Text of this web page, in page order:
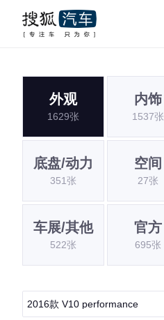
外观
1629张
内饰
1537张
底盘/动力
351张
空间
27张
车展/其他
522张
官方
695张
2016款 V10 performance